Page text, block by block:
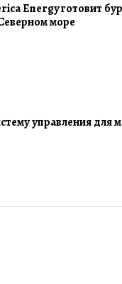
Energy готовит
море
управления для